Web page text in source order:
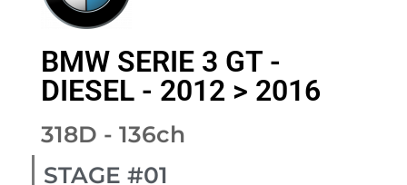
BMW SERIE 3 GT -
DIESEL - 2012 > 2016
318D - 136ch
STAGE #01